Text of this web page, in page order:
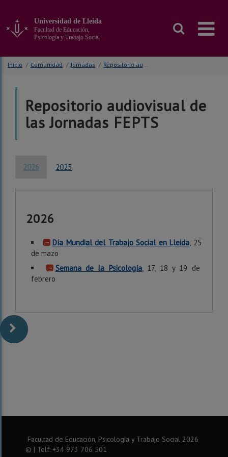
contenido
principal
la
página
Universidad de Lleida
Facultad de Educación,
Psicología y Trabajo Social
Inicio / Comunidad / Jornadas / Repositorio audiovisual de las Jornadas FEPTS
Repositorio audiovisual de
las Jornadas FEPTS
2026 2025
2026
Día Mundial del Trabajo Social en Lleida, 25
de mazo
Semana de la Psicología, 17, 18 y 19 de
febrero
Facultad de Educación, Psicología y Trabajo Social 2026
© | Telf: +34 973 706 501